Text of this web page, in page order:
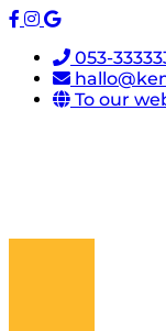
053-
To our